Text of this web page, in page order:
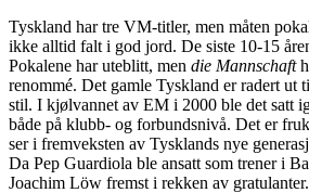
Tyskland har tre VM-titler, men måten
ikke alltid falt i god jord. De siste 10-15
Pokalene har uteblitt, men die Mannschaft
renommé. Det gamle Tyskland er radert ut
stil. I kjølvannet av EM i 2000 ble det satt
både på klubb- og forbundsnivå. Det er
ser i fremveksten av Tysklands nye
Da Pep Guardiola ble ansatt som trener i
Joachim Löw fremst i rekken av gratulanter.